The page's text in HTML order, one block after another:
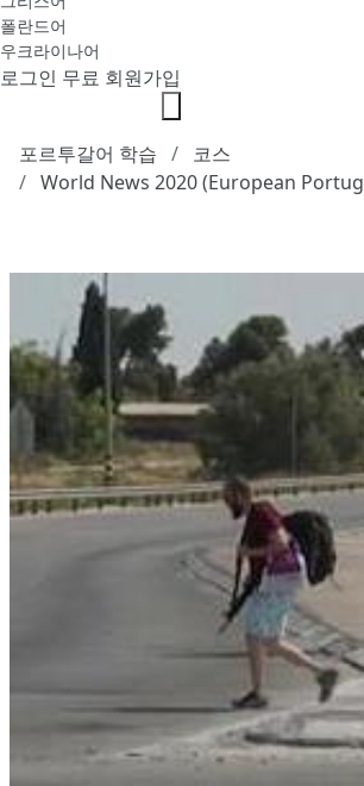
폴란드어
우크라이나어
로그인 무료 회원가입
포르투갈어 학습
코스
World News 2020 (European